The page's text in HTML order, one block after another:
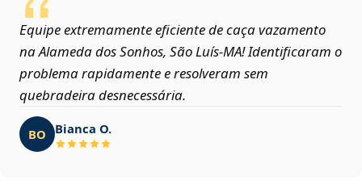
Equipe extremamente eficiente de caça vazamento
na Alameda dos Sonhos, São Luís‑MA! Identificaram o
problema rapidamente e resolveram sem
quebradeira desnecessária.
BO Bianca O.